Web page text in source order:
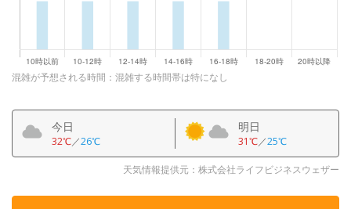
混雑が予想される時間：混雑する時間帯は特になし
今日
32℃／26℃
明日
31℃／25℃
天気情報提供元：株式会社ライフビジネスウェザー